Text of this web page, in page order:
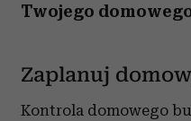
Twojego
Zaplanuj
Kontrola domowego